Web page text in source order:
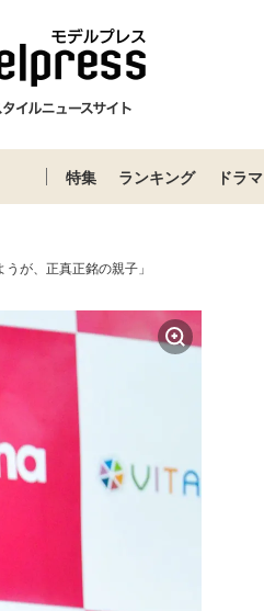
特集 ランキング ドラマ
が、正真正銘の親子」